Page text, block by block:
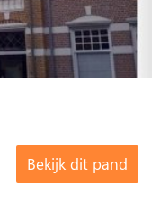
Bekijk dit pand